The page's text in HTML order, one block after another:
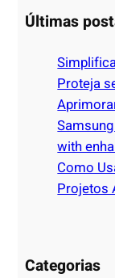
r
Últimas
Proteja
with
Como
Projetos
Categorias